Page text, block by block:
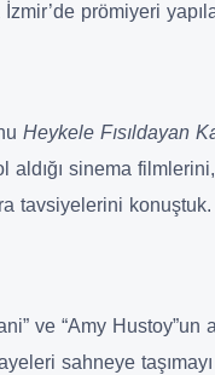
İzmir’de prömiyeri
Heykele Fısıldayan
aldığı sinema
tavsiyelerini konuştuk.
ve “Amy Hustoy”un
sahneye